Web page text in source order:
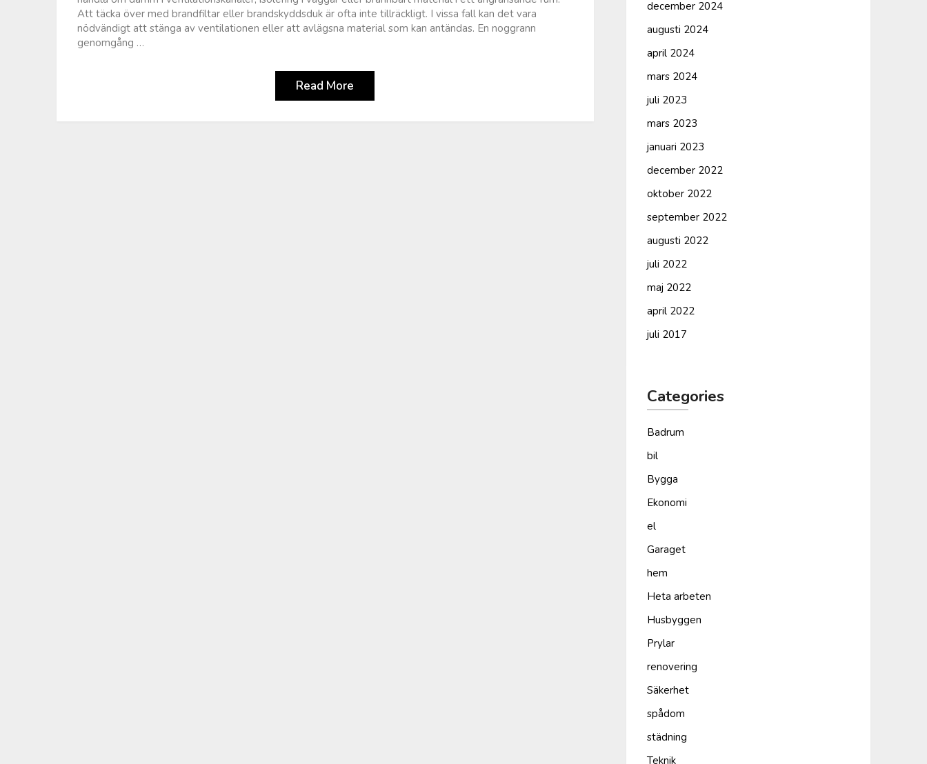
Att täcka över med brandfiltar eller brandskyddsduk är ofta inte tillräckligt. I vissa fall kan det vara
nödvändigt att stänga av ventilationen eller att avlägsna material som kan antändas. En noggrann
genomgång …
Read More
december 2024
augusti 2024
april 2024
mars 2024
juli 2023
mars 2023
januari 2023
december 2022
oktober 2022
september 2022
augusti 2022
juli 2022
maj 2022
april 2022
juli 2017
Categories
Badrum
bil
Bygga
Ekonomi
el
Garaget
hem
Heta arbeten
Husbyggen
Prylar
renovering
Säkerhet
spådom
städning
Teknik